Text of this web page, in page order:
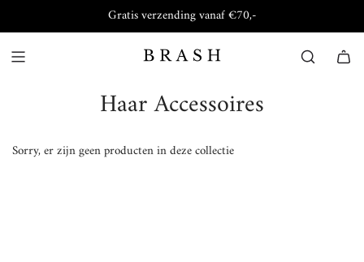
Gratis verzending vanaf €70,-
Haar Accessoires
Sorry, er zijn geen producten in deze collectie